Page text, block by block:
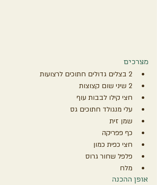
מצרכים
2 בצלים גדולים חתוכים לרצועות
2 שיני שום קצוצות
חצי קילו לבבות עוף
עלי מנגולד חתוכים גס
שמן זית
כף פפריקה
חצי כפית כמון
פלפל שחור גרוס
מלח
אופן ההכנה